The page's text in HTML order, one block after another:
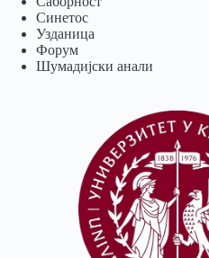
Синетос
Узданица
Форум
Шумадијски анали